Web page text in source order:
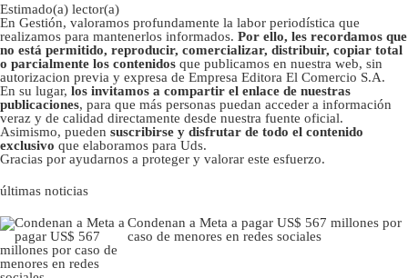
Estimado(a) lector(a)
En Gestión, valoramos profundamente la labor periodística que
realizamos para mantenerlos informados. Por ello, les recordamos que
no está permitido, reproducir, comercializar, distribuir, copiar total
o parcialmente los contenidos que publicamos en nuestra web, sin
autorizacion previa y expresa de Empresa Editora El Comercio S.A.
En su lugar, los invitamos a compartir el enlace de nuestras
publicaciones, para que más personas puedan acceder a información
veraz y de calidad directamente desde nuestra fuente oficial.
Asimismo, pueden suscribirse y disfrutar de todo el contenido
exclusivo que elaboramos para Uds.
Gracias por ayudarnos a proteger y valorar este esfuerzo.
últimas noticias
Condenan a Meta a pagar US$ 567 millones por
caso de menores en redes sociales